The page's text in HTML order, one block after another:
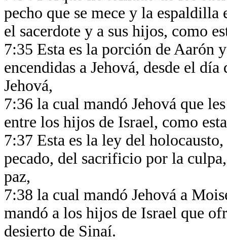
pecho que se mece y la
el sacerdote y a sus hijos, como
7:35 Esta es la porción de Aarón
encendidas a Jehová, desde el
Jehová,
7:36 la cual mandó Jehová que
entre los hijos de Israel, como
7:37 Esta es la ley del
pecado, del sacrificio por la
paz,
7:38 la cual mandó Jehová a
mandó a los hijos de Israel que
desierto de Sinaí.